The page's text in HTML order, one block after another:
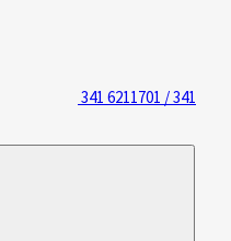
341 6211701 / 341